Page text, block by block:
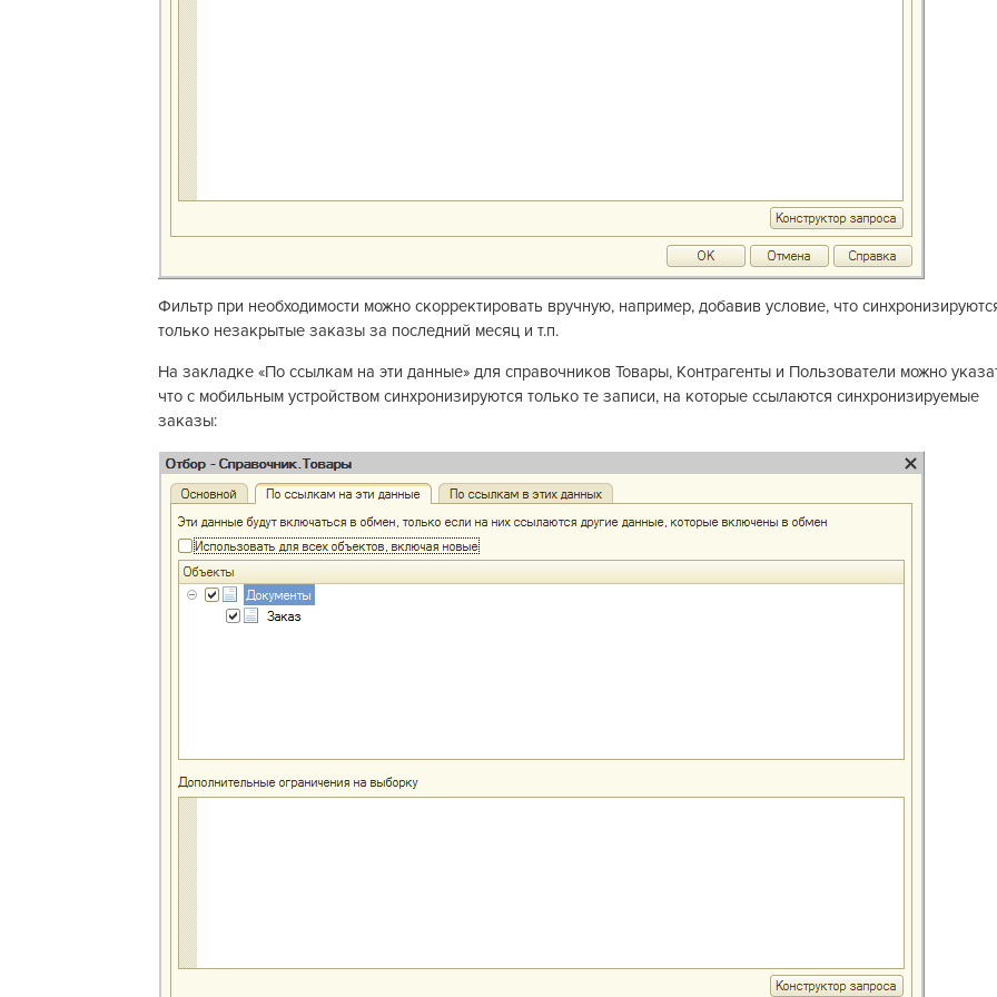
Фильтр при необходимости можно скорректировать вручную, например, добавив условие, что
только незакрытые заказы за последний месяц и т.п.
На закладке «По ссылкам на эти данные» для справочников Товары, Контрагенты и Пользователи можно
что с мобильным устройством синхронизируются только те записи, на которые ссылаются синхронизируемые
заказы: